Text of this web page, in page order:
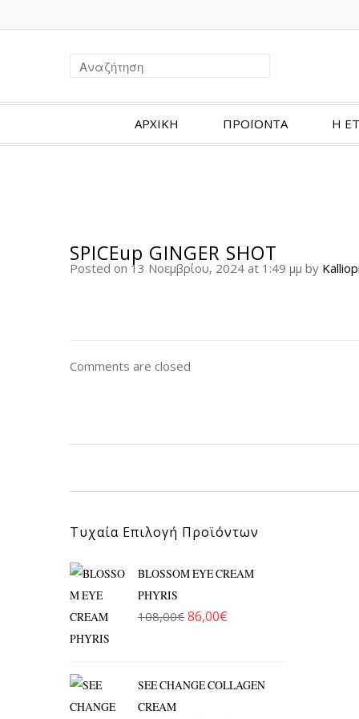
ΑΡΧΙΚΗ ΠΡΟΪΟΝΤΑ Η
SPICEup GINGER SHOT
Posted on 13 Νοεμβρίου, 2024 at 1:49 μμ by Kalliopi
Comments are closed
Τυχαία Επιλογή Προϊόντων
BLOSSOM EYE CREAM
PHYRIS
108,00€ Original price was: 108,00€.
86,00€
SEE CHANGE COLLAGEN
CREAM